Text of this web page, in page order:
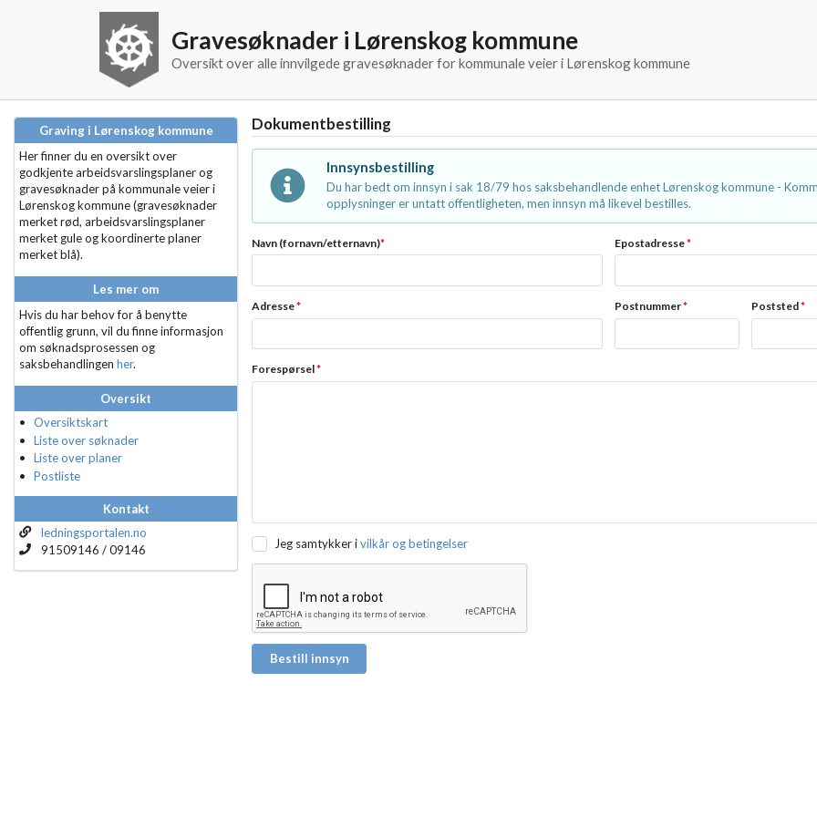
Gravesøknader i Lørenskog kommune
Oversikt over alle innvilgede gravesøknader for kommunale veier i Lørenskog kommune
Graving i Lørenskog kommune
Her finner du en oversikt over
godkjente arbeidsvarslingsplaner og
gravesøknader på kommunale veier i
Lørenskog kommune (gravesøknader
merket rød, arbeidsvarslingsplaner
merket gule og koordinerte planer
merket blå).
Les mer om
Hvis du har behov for å benytte
offentlig grunn, vil du finne informasjon
om søknadsprosessen og
saksbehandlingen her.
Oversikt
Oversiktskart
Liste over søknader
Liste over planer
Postliste
Kontakt
ledningsportalen.no
91509146 / 09146
Dokumentbestilling
Innsynsbestilling
Du har bedt om innsyn i sak 18/79 hos saksbehandlende enhet Lørenskog kommune -
opplysninger er untatt offentligheten, men innsyn må likevel bestilles.
Navn (fornavn/etternavn)* Epostadresse*
Adresse* Postnummer* Poststed*
Forespørsel*
Jeg samtykker i vilkår og betingelser
Bestill innsyn